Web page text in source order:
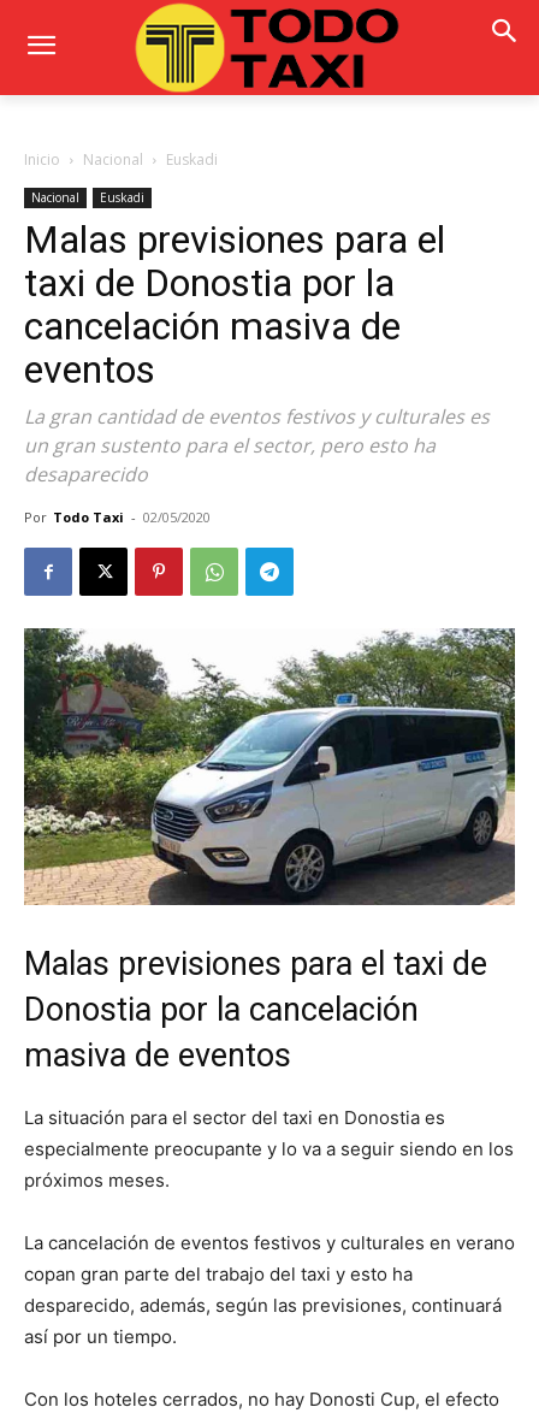
Inicio Nacional Euskadi
Nacional Euskadi
Malas previsiones para el
taxi de Donostia por la
cancelación masiva de
eventos
La gran cantidad de eventos festivos y culturales es
un gran sustento para el sector, pero esto ha
desaparecido
Por Todo Taxi - 02/05/2020
Malas previsiones para el taxi de
Donostia por la cancelación
masiva de eventos
La situación para el sector del taxi en Donostia es
especialmente preocupante y lo va a seguir siendo en los
próximos meses.
La cancelación de eventos festivos y culturales en verano
copan gran parte del trabajo del taxi y esto ha
desparecido, además, según las previsiones, continuará
así por un tiempo.
Con los hoteles cerrados, no hay Donosti Cup, el efecto